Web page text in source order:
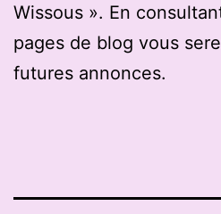
Wissous ». En
pages de blog vous
futures annonces.